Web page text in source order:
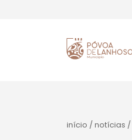
início /notícias /